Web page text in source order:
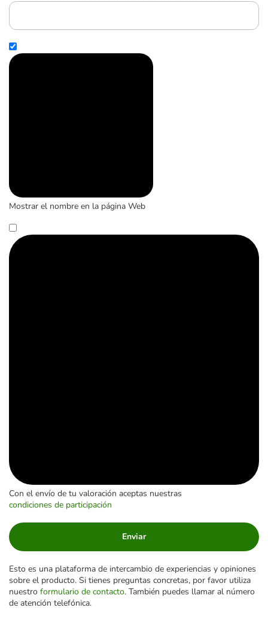
Mostrar el nombre en la página Web
Con el envío de tu valoración aceptas nuestras
condiciones de participación
Enviar
Esto es una plataforma de intercambio de experiencias y opiniones
sobre el producto. Si tienes preguntas concretas, por favor utiliza
nuestro formulario de contacto. También puedes llamar al número
de atención telefónica.